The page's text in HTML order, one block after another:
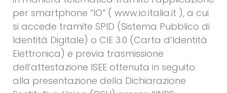
per smartphone “IO” ( www.io.italia.it ), a cui
si accede tramite SPID (Sistema Pubblico di
Identità Digitale) o CIE 3.0 (Carta d’Identità
Elettronica) e previa trasmissione
dell’attestazione ISEE ottenuta in seguito
alla presentazione della Dichiarazione